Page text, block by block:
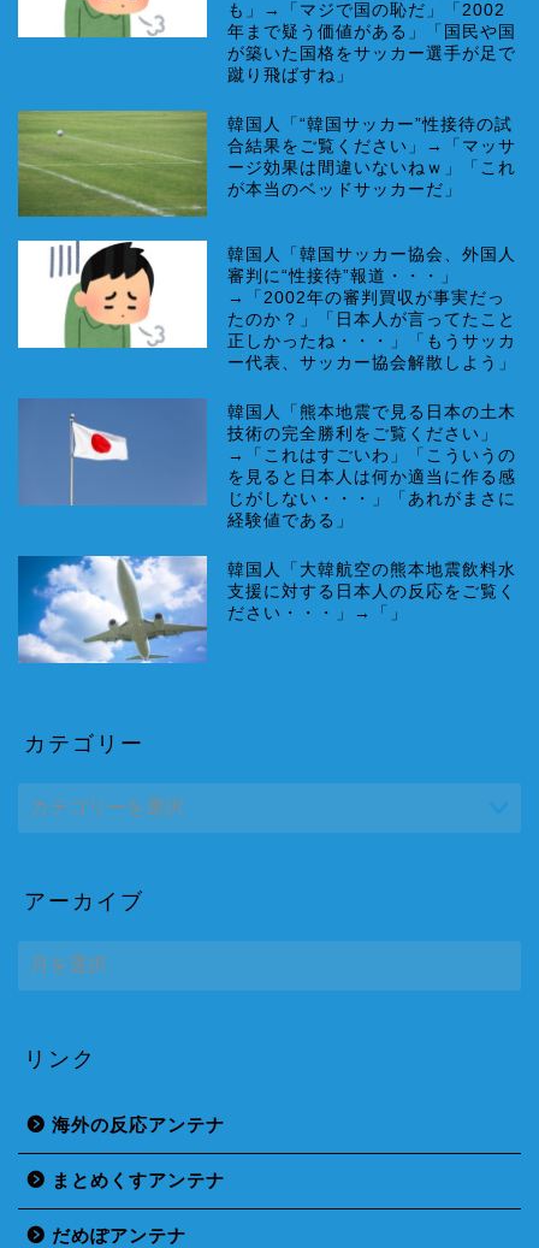
も」→「マジで国の恥だ」「2002
年まで疑う価値がある」「国民や国
が築いた国格をサッカー選手が足で
蹴り飛ばすね」
韓国人「“韓国サッカー”性接待の試
合結果をご覧ください」→「マッサ
ージ効果は間違いないねｗ」「これ
が本当のベッドサッカーだ」
韓国人「韓国サッカー協会、外国人
審判に“性接待”報道・・・」
→「2002年の審判買収が事実だっ
たのか？」「日本人が言ってたこと
正しかったね・・・」「もうサッカ
ー代表、サッカー協会解散しよう」
韓国人「熊本地震で見る日本の土木
技術の完全勝利をご覧ください」
→「これはすごいわ」「こういうの
を見ると日本人は何か適当に作る感
じがしない・・・」「あれがまさに
経験値である」
韓国人「大韓航空の熊本地震飲料水
支援に対する日本人の反応をご覧く
ださい・・・」→「」
カテゴリー
アーカイブ
ー
ブリンク
海外の反応アンテナ
まとめくすアンテナ
だめぽアンテナ